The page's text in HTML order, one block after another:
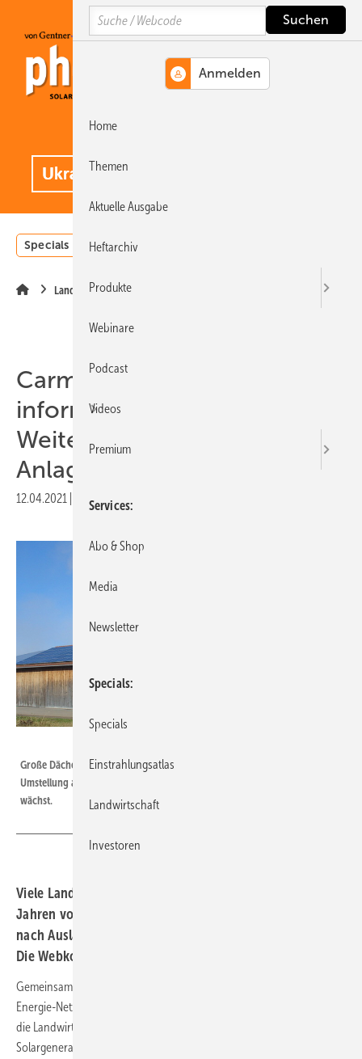
Hauptinhalt
Hauptmenü
SiteSearch
Specials Einstrahlungsatlas
Landwirtschaft
Carmen und Bauernverband
informieren Landwirte über
Weiterbetrieb von Ü20-
Anlagen
12.04.2021 Druckvorschau
Große Dächer, große Anlagen: In der Landwirtschaft ist trotzdem die
Umstellung auf Eigenverbrauch eine Option, denn der Strombedarf
wächst.
Viele Landwirte stehen in den nächsten Monaten und
Jahren vor der Frage, was sie mit dem Solargenerator
nach Auslaufen der Einspeisevergütung machen sollen.
Die Webkonferenz trägt die Perspektiven zusammen.
Gemeinsam mit dem Centralen Agrar-Rohstoff Marketing und
Energie-Netzwerk (Carmen) informiert der Deutsche Bauernverband
die Landwirte über die Möglichkeiten des Weiterbetriebs von
Solargeneratoren nach Auslaufen der Einspeisevergütung. Vor allem
Search
Home
Themen
Aktuelle Ausgabe
Heftarchiv
Produkte
Webinare
Podcast
Videos
Premium
Services
Abo & Shop
Media
Newsletter
Specials
Specials
Einstrahlungsatlas
Landwirtschaft
Investoren